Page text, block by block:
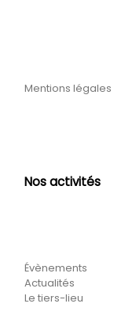
Mentions légales
Nos activités
Évènements
Actualités
Le tiers-lieu